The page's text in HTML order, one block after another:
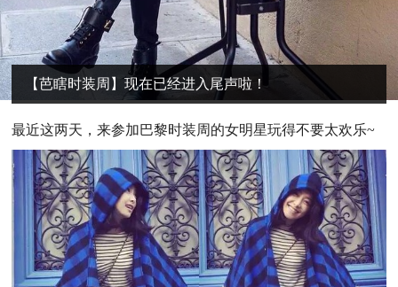
【芭瞎时装周】现在已经进入尾声啦！
最近这两天，来参加巴黎时装周的女明星玩得不要太欢乐~